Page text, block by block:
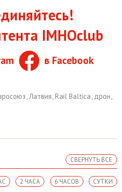
IMHOclub
в Facebook
Латвия Rail Baltica дрон
СВЕРНУТЬ ВСЕ
СУТКИ
6 ЧАСОВ
2 ЧАСА